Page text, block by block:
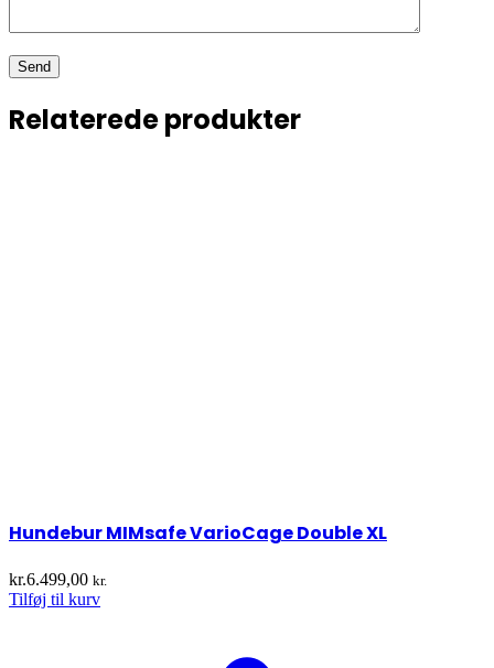
Relaterede produkter
Hundebur MIMsafe VarioCage Double XL
kr.6.499,00 kr.
Tilføj til kurv